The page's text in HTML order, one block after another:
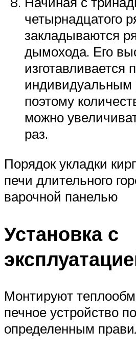
четырнадцатого
закладываются
дымохода. Его
изготавливается
индивидуальным
поэтому
можно
раз.
Порядок укладки
печи длительного
варочной панелью
Установка с
Монтируют
печное устройство по
определенным